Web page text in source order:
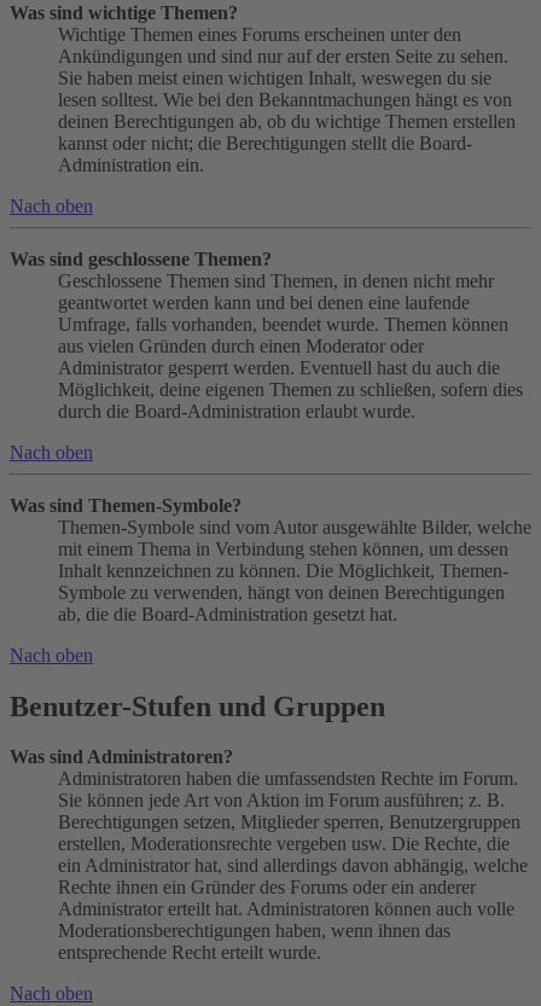
Was sind wichtige Themen?
Wichtige Themen eines Forums erscheinen unter den
Ankündigungen und sind nur auf der ersten Seite zu sehen.
Sie haben meist einen wichtigen Inhalt, weswegen du sie
lesen solltest. Wie bei den Bekanntmachungen hängt es von
deinen Berechtigungen ab, ob du wichtige Themen erstellen
kannst oder nicht; die Berechtigungen stellt die Board-
Administration ein.
Nach oben
Was sind geschlossene Themen?
Geschlossene Themen sind Themen, in denen nicht mehr
geantwortet werden kann und bei denen eine laufende
Umfrage, falls vorhanden, beendet wurde. Themen können
aus vielen Gründen durch einen Moderator oder
Administrator gesperrt werden. Eventuell hast du auch die
Möglichkeit, deine eigenen Themen zu schließen, sofern dies
durch die Board-Administration erlaubt wurde.
Nach oben
Was sind Themen-Symbole?
Themen-Symbole sind vom Autor ausgewählte Bilder, welche
mit einem Thema in Verbindung stehen können, um dessen
Inhalt kennzeichnen zu können. Die Möglichkeit, Themen-
Symbole zu verwenden, hängt von deinen Berechtigungen
ab, die die Board-Administration gesetzt hat.
Nach oben
Benutzer-Stufen und Gruppen
Was sind Administratoren?
Administratoren haben die umfassendsten Rechte im Forum.
Sie können jede Art von Aktion im Forum ausführen; z. B.
Berechtigungen setzen, Mitglieder sperren, Benutzergruppen
erstellen, Moderationsrechte vergeben usw. Die Rechte, die
ein Administrator hat, sind allerdings davon abhängig, welche
Rechte ihnen ein Gründer des Forums oder ein anderer
Administrator erteilt hat. Administratoren können auch volle
Moderationsberechtigungen haben, wenn ihnen das
entsprechende Recht erteilt wurde.
Nach oben